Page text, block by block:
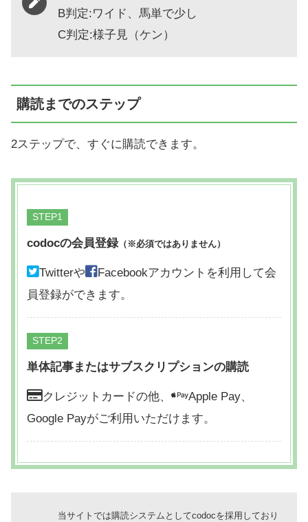
B判定:ワイド、馬単で少し
C判定:様子見（ケン）
購読までのステップ
2ステップで、すぐに購読できます。
STEP
codocの会員登録（※必須ではありません）
Twitterや
Facebookアカウントを利用して会
員登録ができます。
STEP
単体記事またはサブスクリプションの購読
クレジットカードの他、
Apple Pay、
Google Payがご利用いただけます。
当サイトでは購読システムとしてcodocを採用しており